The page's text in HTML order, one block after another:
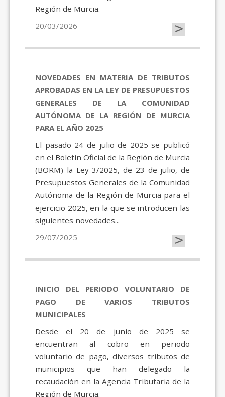
Región de Murcia.
20/03/2026
>
NOVEDADES EN MATERIA DE TRIBUTOS
APROBADAS EN LA LEY DE PRESUPUESTOS
GENERALES DE LA COMUNIDAD
AUTÓNOMA DE LA REGIÓN DE MURCIA
PARA EL AÑO 2025
El pasado 24 de julio de 2025 se publicó
en el Boletín Oficial de la Región de Murcia
(BORM) la Ley 3/2025, de 23 de julio, de
Presupuestos Generales de la Comunidad
Autónoma de la Región de Murcia para el
ejercicio 2025, en la que se introducen las
siguientes novedades...
29/07/2025
>
INICIO DEL PERIODO VOLUNTARIO DE
PAGO DE VARIOS TRIBUTOS
MUNICIPALES
Desde el 20 de junio de 2025 se
encuentran al cobro en periodo
voluntario de pago, diversos tributos de
municipios que han delegado la
recaudación en la Agencia Tributaria de la
Región de Murcia.